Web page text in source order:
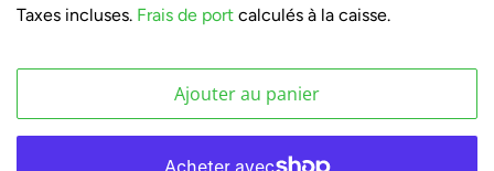
Taxes incluses. Frais de port calculés à la caisse.
Ajouter au panier